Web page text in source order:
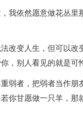
我依然愿意做花丛
改变人生，但可以改
，别人看见的就是可
弱者，把弱者当作朋
你甘愿做一只羊，那